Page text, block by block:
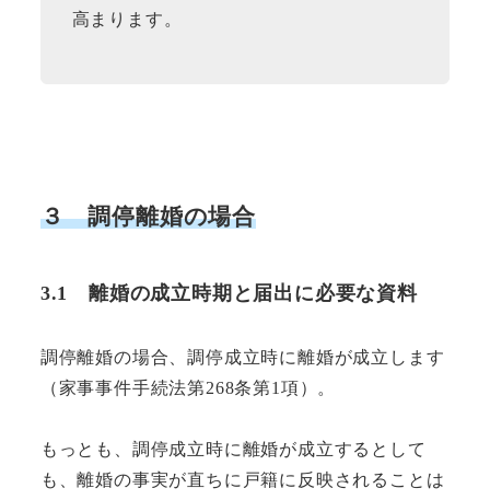
高まります。
３調停離婚の場合
3.1 離婚の成立時期と届出に必要な資料
調停離婚の場合、調停成立時に離婚が成立します
（家事事件手続法第268条第1項）。
もっとも、調停成立時に離婚が成立するとして
も、離婚の事実が直ちに戸籍に反映されることは